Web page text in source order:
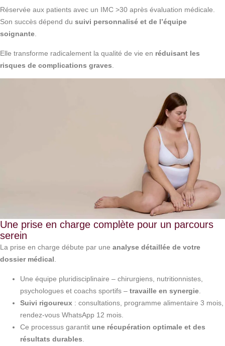
Réservée aux patients avec un IMC >30 après évaluation médicale.
Son succès dépend du suivi personnalisé et de l’équipe
soignante.
Elle transforme radicalement la qualité de vie en réduisant les
risques de complications graves
Une prise en charge complète pour un parcours
serein
La prise en charge débute par une analyse détaillée de votre
dossier médical
Une équipe pluridisciplinaire – chirurgiens, nutritionnistes,
psychologues et coachs sportifs – travaille en synergie
Suivi rigoureux : consultations, programme alimentaire 3 mois,
rendez-vous WhatsApp 12 mois.
Ce processus garantit une récupération optimale et des
résultats durables